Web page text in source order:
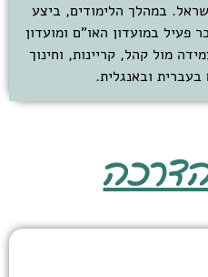
במהלך הלימודים, ביצע
פעיל במועדון האו"ם ומועדון
מול קהל, קריינות, וחינוך
בעברית ובאנגלית.